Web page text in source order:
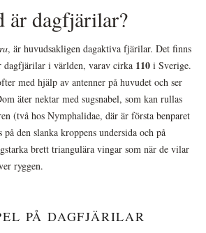
är dagfjärilar?
, är huvudsakligen dagaktiva fjärilar. Det finns
dagfjärilar i världen, varav cirka 110 i Sverige.
med hjälp av antenner på huvudet och ser
äter nektar med sugsnabel, som kan rullas
(två hos Nymphalidae, där är första benparet
den slanka kroppens undersida och på
brett triangulära vingar som när de vilar
ryggen.
PÅ DAGFJÄRILAR